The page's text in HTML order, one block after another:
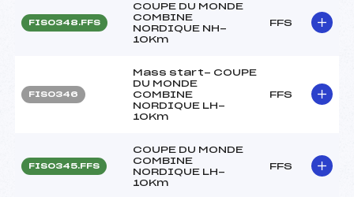
FIS0348.FFS
COUPE DU MONDE
COMBINE
NORDIQUE NH-
10Km
FFS
FIS0346
Mass start- COUPE
DU MONDE
COMBINE
NORDIQUE LH-
10Km
FFS
FIS0345.FFS
COUPE DU MONDE
COMBINE
NORDIQUE LH-
10Km
FFS